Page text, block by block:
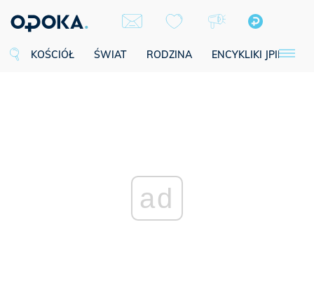
KOŚCIÓŁ ŚWIAT RODZINA ENCYKLIKI JPII
ad